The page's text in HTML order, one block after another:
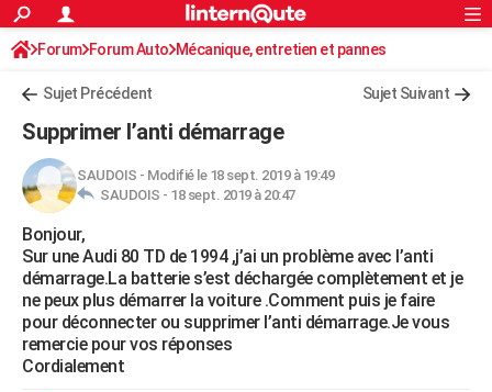
ACTUALITÉS
Politique
Société
Faits Divers
Education
Monde
Villes
+
FINANCE
Retraite
Impôts
Epargne
Immobilier
Risques naturels par ville
Banque
Assurance
Crédit
AUTO
Essais
Réserver un essai
Citadines
Berlines
SUV
Forum auto
+HIGH-TECH
Mobiles
Meilleur smartphone
Internet
Ordinateurs
Jeux vidéo
Guide high-tech
+BRICOLAGE
Forum
Aménagement intérieur
Extérieur
Cuisine
Salle de bains
Jardinage
Rangement
WEEK-END
Rechercher
S'inscrire
Connexion
Forum Forum Auto Mécanique, entretien et pannes
Sujet Précédent Sujet Suivant
Supprimer l’anti démarrage
SAUDOIS - Modifié le 18 sept. 2019 à 19:49
SAUDOIS - 18 sept. 2019 à 20:47
Bonjour,
Sur une Audi 80 TD de 1994 ,j’ai un problème avec l’anti
démarrage.La batterie s’est déchargée complètement et je
ne peux plus démarrer la voiture .Comment puis je faire
pour déconnecter ou supprimer l’anti démarrage.Je vous
remercie pour vos réponses
Cordialement